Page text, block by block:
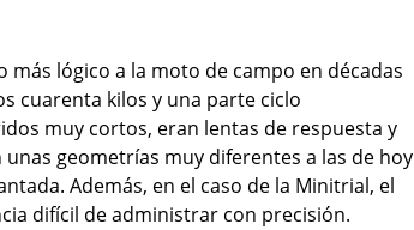
lógico a la moto de campo en décadas
cuarenta kilos y una parte ciclo
muy cortos, eran lentas de respuesta y
geometrías muy diferentes a las de hoy
Además, en el caso de la Minitrial, el
difícil de administrar con precisión.